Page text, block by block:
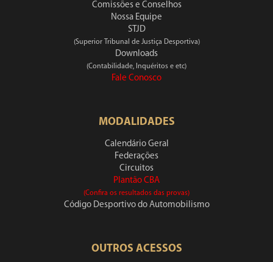
Comissões e Conselhos
Nossa Equipe
STJD
(Superior Tribunal de Justiça Desportiva)
Downloads
(Contabilidade, Inquéritos e etc)
Fale Conosco
MODALIDADES
Calendário Geral
Federações
Circuitos
Plantão CBA
(Confira os resultados das provas)
Código Desportivo do Automobilismo
OUTROS ACESSOS